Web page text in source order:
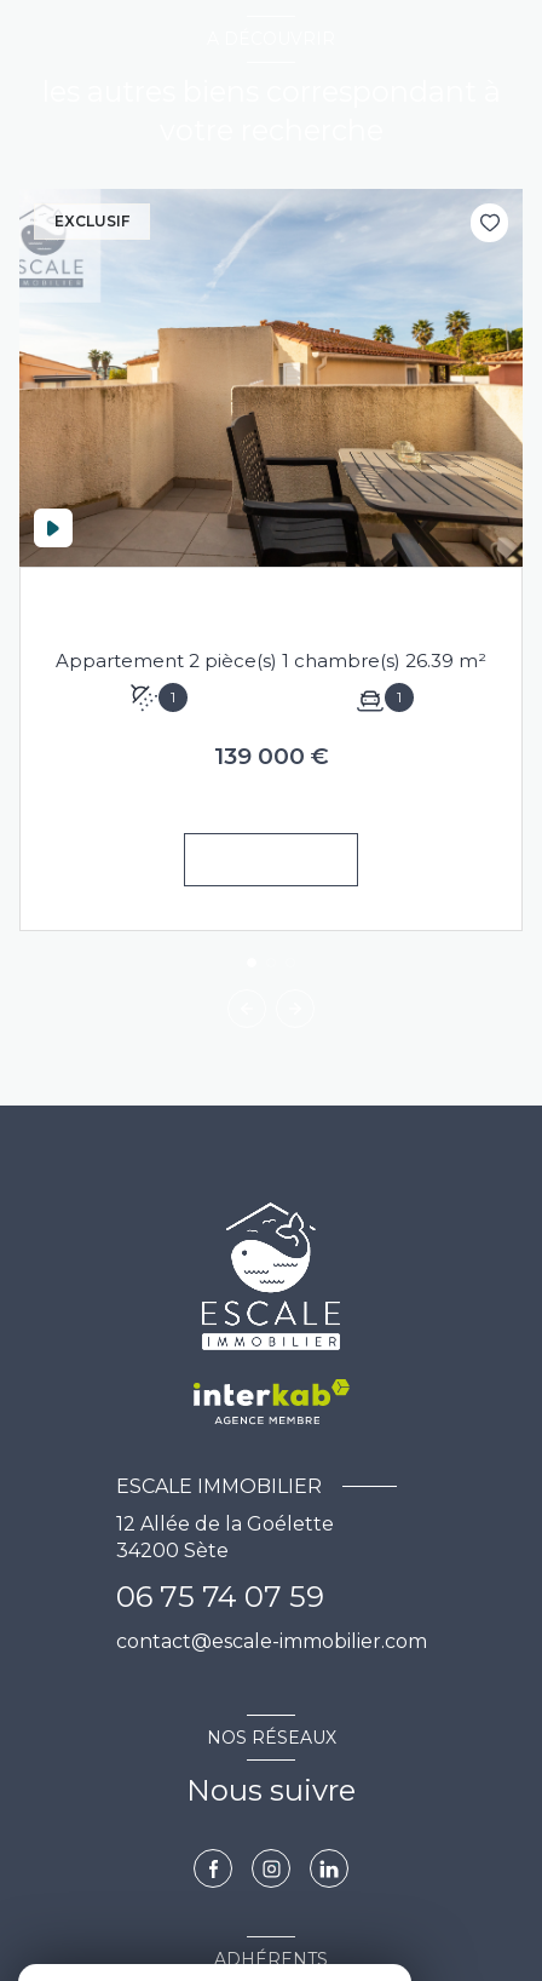
EXCLUSIF
Appartement 2 pièce(s) 1 chambre(s) 26.39 m²
1 1
139 000 €
ESCALE IMMOBILIER
12 Allée de la Goélette
34200 Sète
06 75 74 07 59
contact@escale-immobilier.com
NOS RÉSEAUX
Nous suivre
ADHÉRENTS